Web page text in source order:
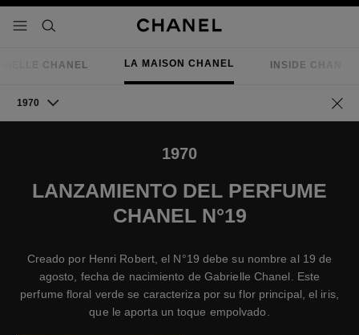
- navegación principal
buscar
CHANEL LA MAISON CHANEL INSIDE CHANEL
1970
1970
LANZAMIENTO DEL PERFUME
CHANEL N°19
Creado por Henri Robert, el N°19 debe su nombre al 19 de
agosto, fecha de nacimiento de Gabrielle Chanel. Este
perfume floral verde se caracteriza por su flor principal, el iris,
que le aporta un toque empolvado.